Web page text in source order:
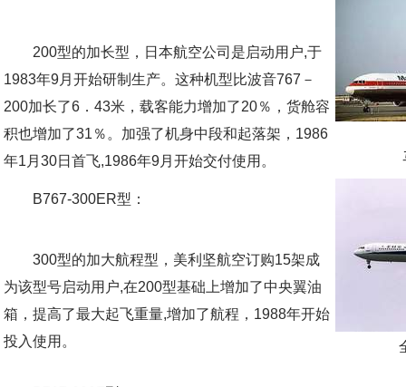
200型的加长型，日本航空公司是启动用户,于
1983年9月开始研制生产。这种机型比波音767－
200加长了6．43米，载客能力增加了20％，货舱容
积也增加了31％。加强了机身中段和起落架，1986
年1月30日首飞,1986年9月开始交付使用。
马
B767-300ER型：
300型的加大航程型，美利坚航空订购15架成
为该型号启动用户,在200型基础上增加了中央翼油
箱，提高了最大起飞重量,增加了航程，1988年开始
投入使用。
全